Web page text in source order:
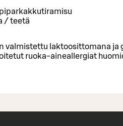
/ teetä
valmistettu laktoosittomana ja
ruoka-aineallergiat